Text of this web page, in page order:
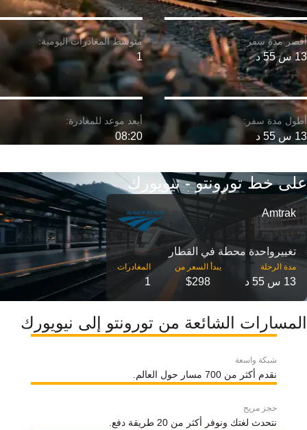
13 س 55 د
13 س 55 د
1
08:20
على خط تورونتو - نيويورك
Amtrak
تغییرواحدة محطة في القطار
مدة الرحلة
13 س 55 د
‎يبدأ السعر من
$298
1
المسارات الشائعة من تورونتو إلى نيويورك
شبكة واسعة
نقدم أكثر من 700 مسار حول العالم.
حجز مريح
نتحدث لغتك ونوفر أكثر من 20 طريقة دفع.